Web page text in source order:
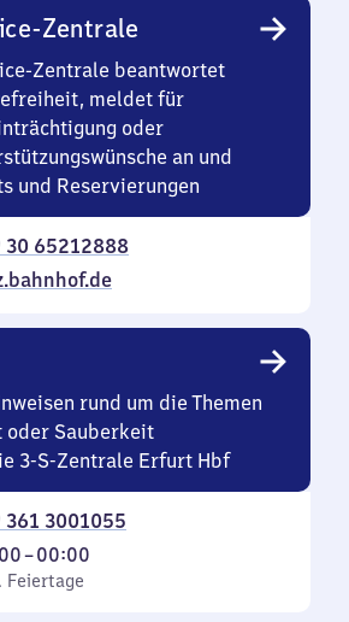
Zentrale
Zentrale beantwortet
meldet für
oder
an und
und Reservierungen
30 65212888
rund um die Themen
oder Sauberkeit
3-S-Zentrale Erfurt Hbf
361 3001055
–00:00
Feiertage